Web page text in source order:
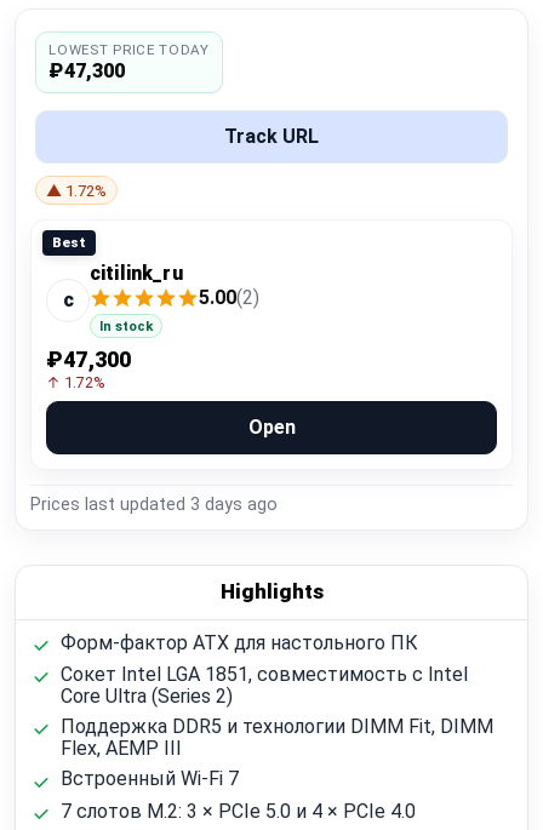
Plans & Pricing
LOWEST PRICE TODAY
₽47,300
Track URL
▲ 1.72%
Best
c
citilink_ru
5.00(2)
In stock
₽47,300
↑ 1.72%
Open
Prices last updated 3 days ago
Highlights
Форм-фактор ATX для настольного ПК
Сокет Intel LGA 1851, совместимость с Intel
Core Ultra (Series 2)
Поддержка DDR5 и технологии DIMM Fit, DIMM
Flex, AEMP III
Встроенный Wi‑Fi 7
7 слотов M.2: 3 × PCIe 5.0 и 4 × PCIe 4.0